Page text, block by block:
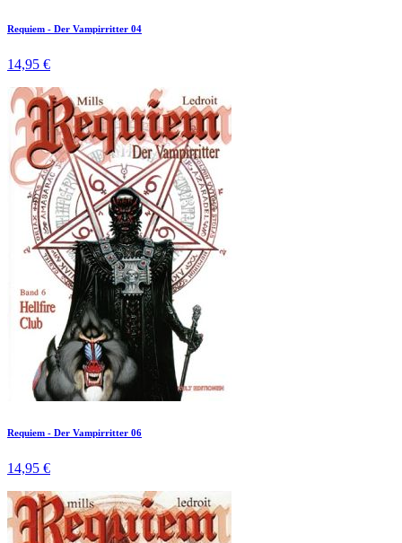
Requiem - Der Vampirritter 04
14,95 €
Requiem - Der Vampirritter 06
14,95 €